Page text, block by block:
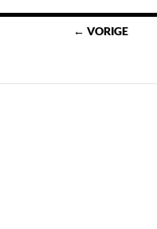
Berichten← VORIGE